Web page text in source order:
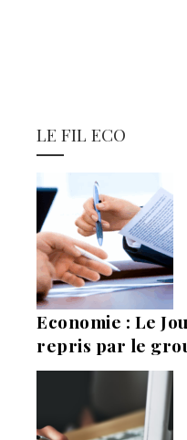
LE FIL ECO
Economie : Le
repris par le